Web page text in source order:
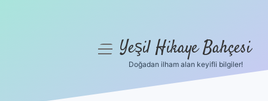
menüyüYeşil Hikaye Bahçesi
Doğadan ilham alan keyifli bilgiler!